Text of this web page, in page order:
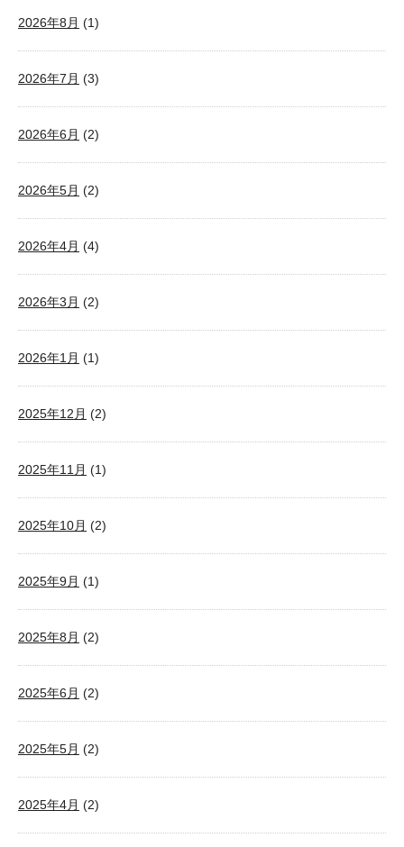
2026年8月 (1)
2026年7月 (3)
2026年6月 (2)
2026年5月 (2)
2026年4月 (4)
2026年3月 (2)
2026年1月 (1)
2025年12月 (2)
2025年11月 (1)
2025年10月 (2)
2025年9月 (1)
2025年8月 (2)
2025年6月 (2)
2025年5月 (2)
2025年4月 (2)